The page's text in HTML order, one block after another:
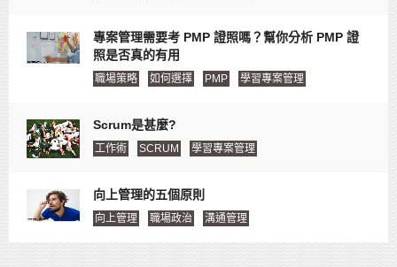
專案管理需要考 PMP 證照嗎？幫你分析 PMP 證
照是否真的有用
職場策略 如何選擇 PMP 學習專案管理
Scrum是甚麼?
工作術 SCRUM 學習專案管理
向上管理的五個原則
向上管理 職場政治 溝通管理